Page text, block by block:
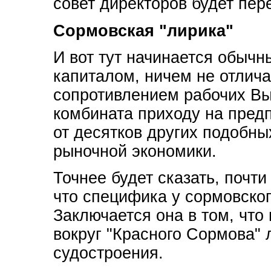
совет директоров будет
Сормовская "лирика"
И вот тут начинается
капиталом, ничем не
сопротивлением рабочих
комбината приходу на
от десятков других
рыночной экономики.
Точнее будет сказать,
что специфика у
Заключается она в том, что
вокруг "Красного
судостроения.